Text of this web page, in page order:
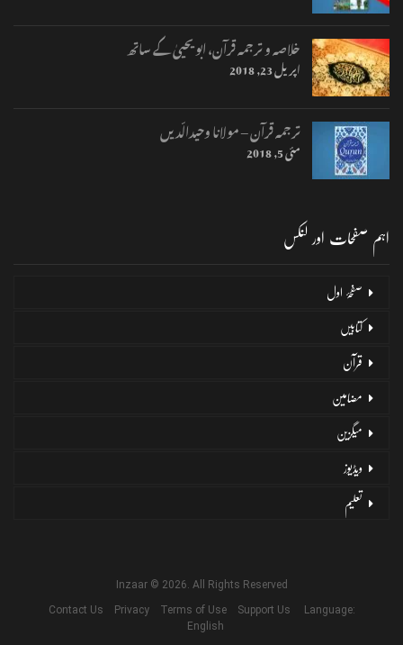
خلاصہ و ترجمہ قرآن، ابو یحییٰ کے ساتھ
اپریل 23, 2018
ترجمہ قرآن – مولانا وحیدالّدیں
مئی 5, 2018
اہم صفحات اور لنکس
صفحۂ اول
کتابیں
قرآن
مضامین
میگزین
ویڈیوز
تعلیم
Inzaar © 2026. All Rights Reserved
Contact Us
Privacy Terms of Use Support Us
Language:
English